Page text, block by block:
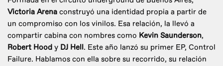
Victoria Arena construyó una identidad propia a partir de
un compromiso con los vinilos. Esa relación, la llevó a
compartir cabina con nombres como Kevin Saunderson,
Robert Hood y DJ Hell. Este año lanzó su primer EP, Control
Failure. Hablamos con ella sobre su recorrido, su relación